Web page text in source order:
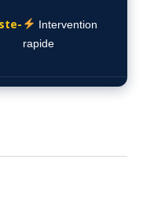
Intervention
rapide